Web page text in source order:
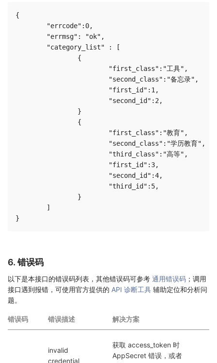
{
6. 错误码
以下是本接口的错误码列表，其他错误码可参考 通用错误码 ；调用
接口遇到报错，可使用官方提供的 API 诊断工具 辅助定位和分析问
题。
错误码 错误描述 解决方案
invalid
credential
获取 access_token 时
AppSecret 错误，或者